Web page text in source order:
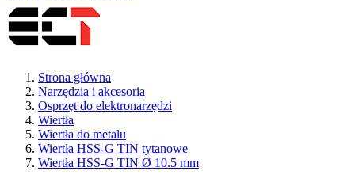
Strona główna
Narzędzia i akcesoria
Osprzęt do elektronarzędzi
Wiertła
Wiertła do metalu
Wiertła HSS-G TIN tytanowe
Wiertła HSS-G TIN Ø 10.5 mm